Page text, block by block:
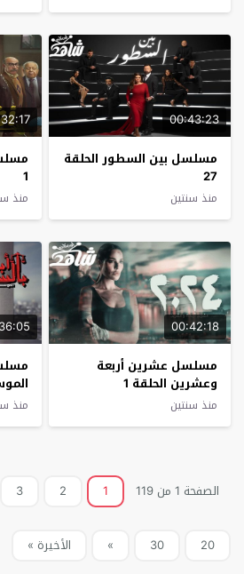
00:43:23
مسلسل بين السطور الحلقة
27
منذ سنتين
1
منذ
00:42:18
مسلسل عشرين أربعة
وعشرين الحلقة 1
منذ سنتين منذ
الصفحة 1 من 119 1
2
3
20
30
» الأخيرة »